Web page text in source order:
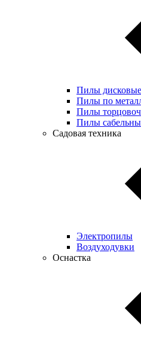
Пилы дисковые
Пилы по
Пилы
Пилы
Садовая техника
Электропилы
Воздуходувки
Оснастка